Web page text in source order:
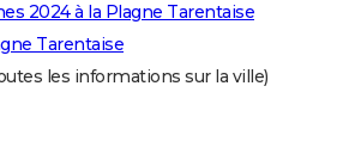
2024 à la Plagne Tarentaise
Tarentaise
les informations sur la ville)